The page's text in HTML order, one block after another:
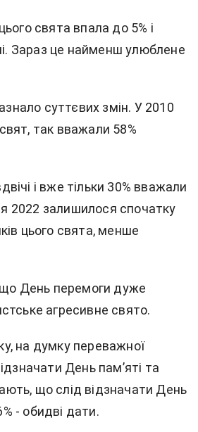
свята впала до 5% і
Зараз це найменш улюблене
суттєвих змін. У 2010
так вважали 58%
і вже тільки 30% вважали
2022 залишилося спочатку
цього свята, менше
що День перемоги дуже
агресивне свято.
на думку переважної
День пам’яті та
що слід відзначати День
- обидві дати.